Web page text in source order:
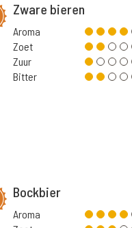
Zware bieren
Aroma
Zoet
Zuur
Bitter
Bockbier
Aroma